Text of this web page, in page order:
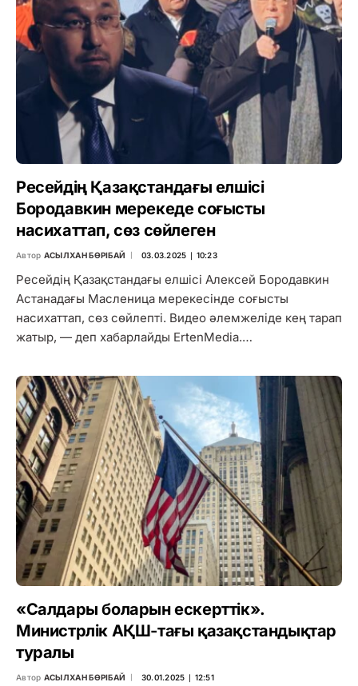
Ресейдің Қазақстандағы елшісі
Бородавкин мерекеде соғысты
насихаттап, сөз сөйлеген
Автор АСЫЛХАН БӨРІБАЙ 03.03.2025 ∣ 10:23
Ресейдің Қазақстандағы елшісі Алексей Бородавкин
Астанадағы Масленица мерекесінде соғысты
насихаттап, сөз сөйлепті. Видео әлемжеліде кең тарап
жатыр, — деп хабарлайды ErtenMedia.…
«Салдары боларын ескерттік».
Министрлік АҚШ-тағы қазақстандықтар
туралы
Автор АСЫЛХАН БӨРІБАЙ 30.01.2025 ∣ 12:51